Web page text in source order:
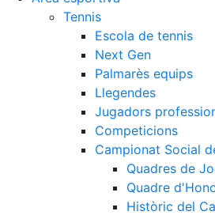
Tennis
Escola de tennis
Next Gen
Palmarès equips
Llegendes
Jugadors
Competicions
Campionat Social
Quadres de
Quadre
Històric del